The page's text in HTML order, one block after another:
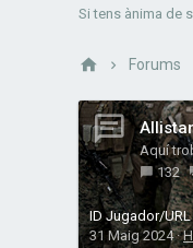
Si tens ànima de
Forums
Aquí
132
31 Maig 2024